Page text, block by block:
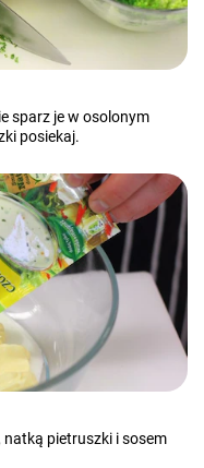
sparz je w osolonym
posiekaj.
natką pietruszki i sosem